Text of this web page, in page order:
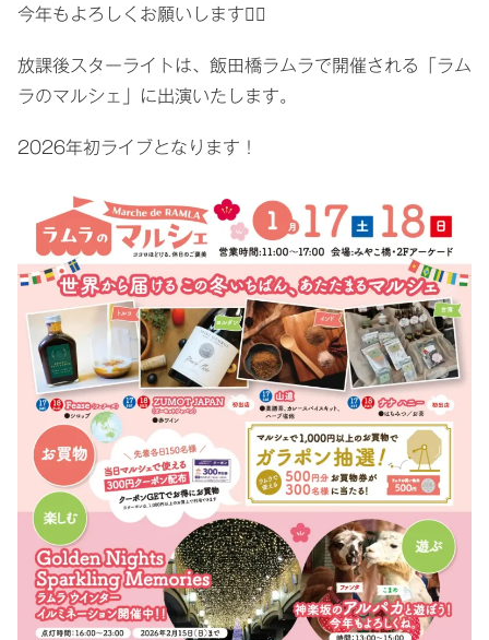
今年もよろしくお願いします🙇‍♀️
放課後スターライトは、飯田橋ラムラで開催される「ラム
ラのマルシェ」に出演いたします。
2026年初ライブとなります！